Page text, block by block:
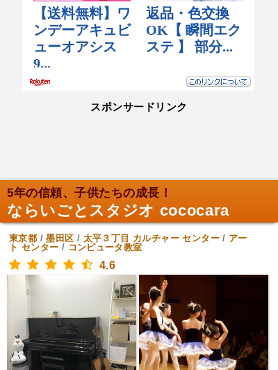
スポンサードリンク
5年の信頼、子供たちの成長！
ならいごとスタジオ cococara
東京都 /墨田区 / 太平３丁目 カルチャー センター/ アー
ト センター / コンピュータ教室
4.6